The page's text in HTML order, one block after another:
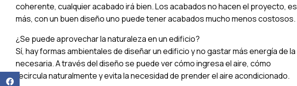
coherente, cualquier acabado irá bien. Los acabados no hacen el proyecto, es
más, con un buen diseño uno puede tener acabados mucho menos costosos.
¿Se puede aprovechar la naturaleza en un edificio?
Sí, hay formas ambientales de diseñar un edificio y no gastar más energía de la
necesaria. A través del diseño se puede ver cómo ingresa el aire, cómo
recircula naturalmente y evita la necesidad de prender el aire acondicionado.